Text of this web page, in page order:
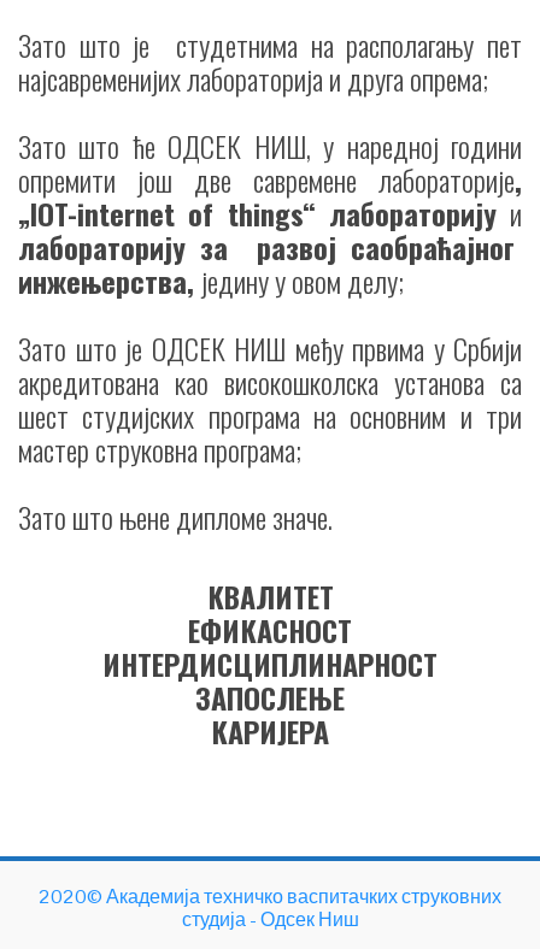
Зато што je студетнима на располагању пет
најсавременијих лабораторија и друга опрема;
Зато што ће ОДСЕК НИШ, у наредној години
опремити још две савремене лабораторије,
„IOT-internet of things“ лабораторију и
лабораторију за развој саобраћајног
инжењерства, једину у овом делу;
Зато што је ОДСЕК НИШ међу првима у Србији
акредитована као високошколска установа са
шест студијских програма на основним и три
мастер струковна програма;
Зато што њене дипломе значе.
КВАЛИТЕТ
ЕФИКАСНОСТ
ИНТЕРДИСЦИПЛИНАРНОСТ
ЗАПОСЛЕЊЕ
КАРИЈЕРА
2020©Академија техничко васпитачких струковних
студија - Одсек Ниш